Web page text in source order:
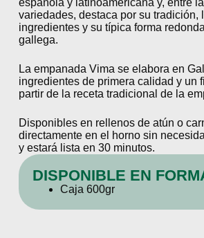
variedades, destaca por su tradición,
ingredientes y su típica forma
gallega.
La empanada Vima se elabora en
ingredientes de primera calidad y un
partir de la receta tradicional de la
Disponibles en rellenos de atún o
directamente en el horno sin
y estará lista en 30 minutos.
DISPONIBLE EN
Caja 600gr